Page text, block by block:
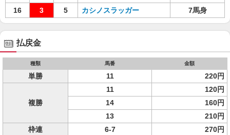
16
3 5 カシノスラッガー 7馬身
払戻金
種類 馬番 金額
単勝 11 220円
複勝
11
120円
14
160円
13
210円
枠連
6-7
270円